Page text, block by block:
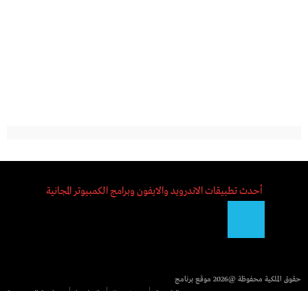
أحدث تطبيقات الاندرويد والايفون وبرامج الكمبيوتر المجانية
حقوق الملكية محفوظة @2026
موقع برنامج